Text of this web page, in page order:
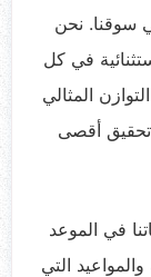
سوقنا. نحن
في كل
المثالي
تحقيق أقصى
في الموعد
التي